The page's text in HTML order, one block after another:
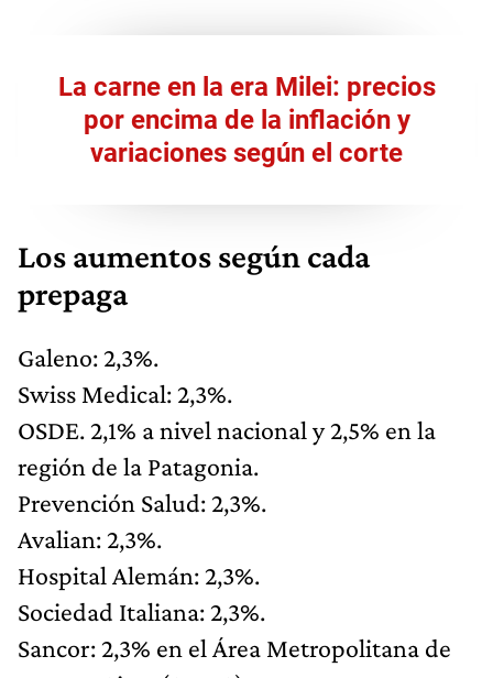
La carne en la era Milei: precios
por encima de la inflación y
variaciones según el corte
Los aumentos según cada
prepaga
Galeno: 2,3%.
Swiss Medical: 2,3%.
OSDE. 2,1% a nivel nacional y 2,5% en la
región de la Patagonia.
Prevención Salud: 2,3%.
Avalian: 2,3%.
Hospital Alemán: 2,3%.
Sociedad Italiana: 2,3%.
Sancor: 2,3% en el Área Metropolitana de